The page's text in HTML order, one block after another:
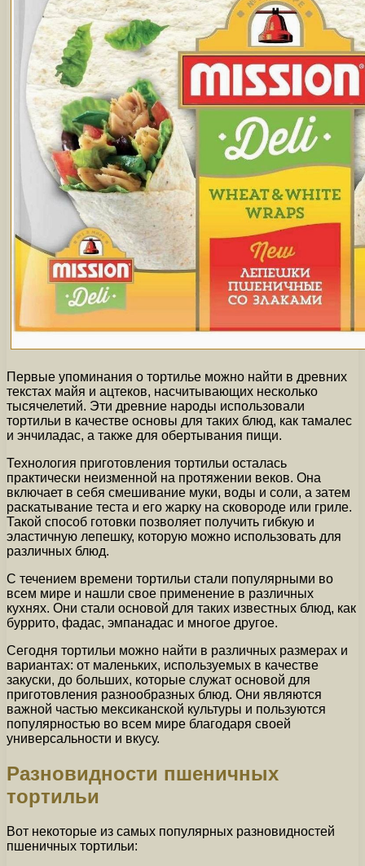
Первые упоминания о тортилье можно найти в древних
текстах майя и ацтеков, насчитывающих несколько
тысячелетий. Эти древние народы использовали
тортильи в качестве основы для таких блюд, как тамалес
и энчиладас, а также для обертывания пищи.
Технология приготовления тортильи осталась
практически неизменной на протяжении веков. Она
включает в себя смешивание муки, воды и соли, а затем
раскатывание теста и его жарку на сковороде или гриле.
Такой способ готовки позволяет получить гибкую и
эластичную лепешку, которую можно использовать для
различных блюд.
С течением времени тортильи стали популярными во
всем мире и нашли свое применение в различных
кухнях. Они стали основой для таких известных блюд, как
буррито, фадас, эмпанадас и многое другое.
Сегодня тортильи можно найти в различных размерах и
вариантах: от маленьких, используемых в качестве
закуски, до больших, которые служат основой для
приготовления разнообразных блюд. Они являются
важной частью мексиканской культуры и пользуются
популярностью во всем мире благодаря своей
универсальности и вкусу.
Разновидности пшеничных
тортильи
Вот некоторые из самых популярных разновидностей
пшеничных тортильи: